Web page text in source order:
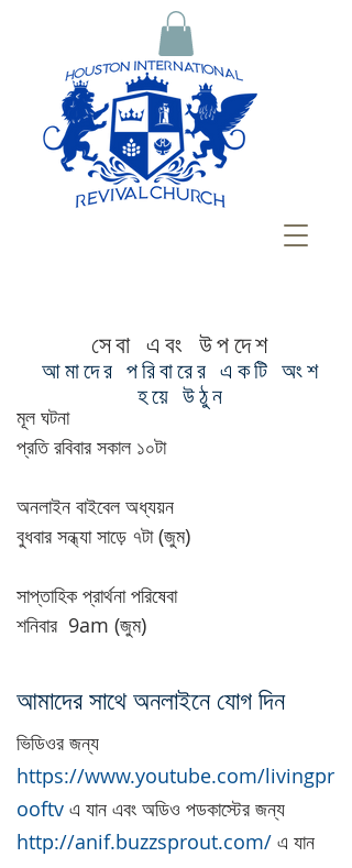
আমাদের পরিবারের একটি অংশ
হয়ে উঠুন
সেবা এবং উপদেশ
মূল ঘটনা
প্রতি রবিবার সকাল ১০টা
অনলাইন বাইবেল অধ্যয়ন
বুধবার সন্ধ্যা সাড়ে ৭টা (জুম)
সাপ্তাহিক প্রার্থনা পরিষেবা
শনিবার 9am (জুম)
আমাদের সাথে অনলাইনে যোগ দিন
ভিডিওর জন্য
https://www.youtube.com/livingpr
ooftv এ যান এবং অডিও পডকাস্টের জন্য
http://anif.buzzsprout.com/ এ যান